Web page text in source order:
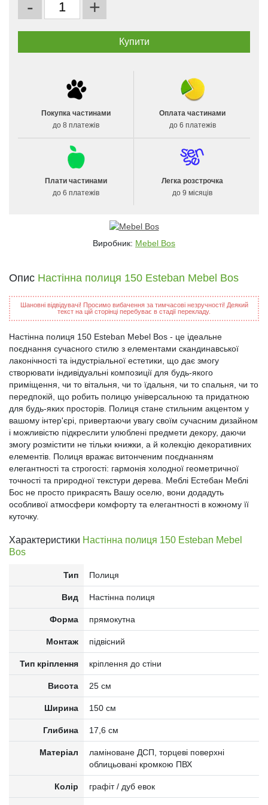
- +
Покупка частинами
до 8 платежів
Оплата частинами
до 6 платежів
Плати частинами
до 6 платежів
Легка розстрочка
до 9 місяців
Виробник: Mebel Bos
Опис Настінна полиця 150 Esteban Mebel Bos
Шановні відвідувачі! Просимо вибачення за тимчасові незручності! Деякий
текст на цій сторінці перебуває в стадії перекладу.
Настінна полиця 150 Esteban Mebel Bos - це ідеальне
поєднання сучасного стилю з елементами скандинавської
лаконічності та індустріальної естетики, що дає змогу
створювати індивідуальні композиції для будь-якого
приміщення, чи то вітальня, чи то їдальня, чи то спальня, чи то
передпокій, що робить полицю універсальною та придатною
для будь-яких просторів. Полиця стане стильним акцентом у
вашому інтер'єрі, привертаючи увагу своїм сучасним дизайном
і можливістю підкреслити улюблені предмети декору, даючи
змогу розмістити не тільки книжки, а й колекцію декоративних
елементів. Полиця вражає витонченим поєднанням
елегантності та строгості: гармонія холодної геометричної
точності та природної текстури дерева. Меблі Естебан Меблі
Бос не просто прикрасять Вашу оселю, вони додадуть
особливої атмосфери комфорту та елегантності в кожному її
куточку.
Характеристики Настінна полиця 150 Esteban Mebel
Bos
Тип Полиця
Вид Настінна полиця
Форма прямокутна
Монтаж підвісний
Тип кріплення кріплення до стіни
Висота 25 см
Ширина 150 см
Глибина 17,6 см
Матеріал
ламіноване ДСП, торцеві поверхні
облицьовані кромкою ПВХ
Колір графіт / дуб евок